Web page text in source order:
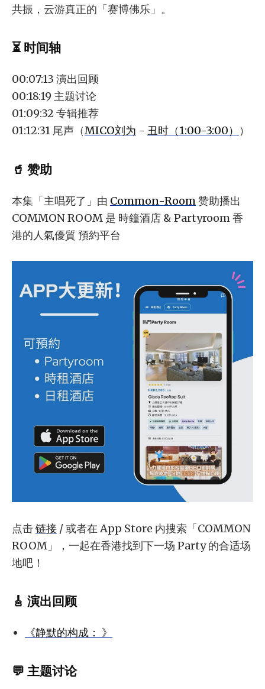
共振，云游真正的「赛博佛乐」。
⏳ 时间轴
00:07:13 演出回顾
00:18:19 主题讨论
01:09:32 专辑推荐
01:12:31 尾声（MICO刘为 - 丑时（1:00-3:00） ）
🥤 赞助
本集「主唱死了」由 Common-Room赞助播出
COMMON ROOM 是 時鐘酒店 & Partyroom 香
港的人氣優質 預約平台
点击链接 / 或者在 App Store 内搜索「COMMON
ROOM」，一起在香港找到下一场 Party 的合适场
地吧！
🎸 演出回顾
《静默的构成： 》
💬 主题讨论